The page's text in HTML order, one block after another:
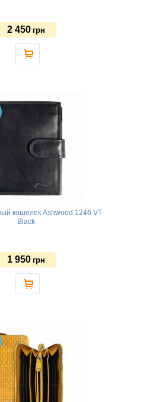
2 450 грн
кошелек Ashwood 1246 VT
Black
1 950 грн